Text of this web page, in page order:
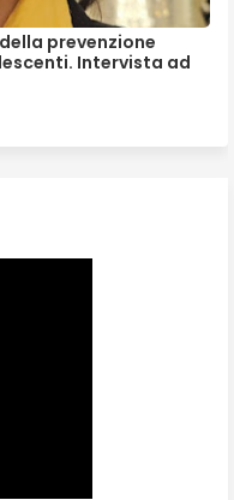
prevenzione
Intervista ad